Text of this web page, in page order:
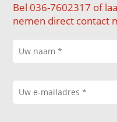
Bel 036-7602317 of
nemen direct contact